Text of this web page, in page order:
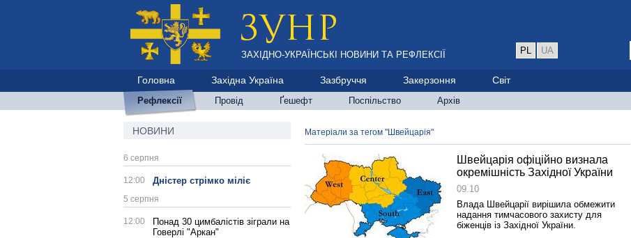
ЗАХІДНО-УКРАЇНСЬКІ НОВИНИ ТА РЕФЛЕКСІЇ PL UA
Головна Західна Україна Зазбруччя Закерзоння Світ
Рефлексії Провід Ґешефт Поспільство Архів
НОВИНИ
6 серпня
12:00 Дністер стрімко міліє
5 серпня
12:00
Понад 30 цимбалістів зіграли на
Говерлі "Аркан"
Матеріали за тегом "Швейцарія"
Швейцарія офіційно визнала
окремішність Західної України
09.10
Влада Швейцарії вирішила обмежити
надання тимчасового захисту для
біженців із Західної України.